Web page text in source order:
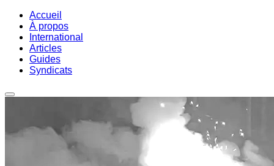
Accueil
À propos
International
Articles
Guides
Syndicats